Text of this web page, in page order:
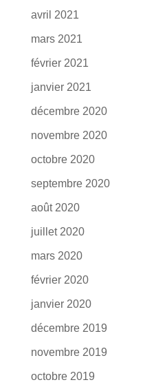
avril 2021
mars 2021
février 2021
janvier 2021
décembre 2020
novembre 2020
octobre 2020
septembre 2020
août 2020
juillet 2020
mars 2020
février 2020
janvier 2020
décembre 2019
novembre 2019
octobre 2019